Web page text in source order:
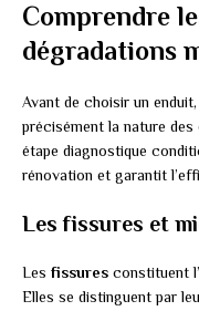
Comprendre
dégradations
Avant de choisir un
précisément la nature
étape diagnostique
rénovation et garantit
Les fissures et
Les fissures constituent
Elles se distinguent par